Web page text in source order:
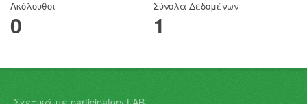
Ακόλουθοι
0
Σύνολα Δεδομένων
1